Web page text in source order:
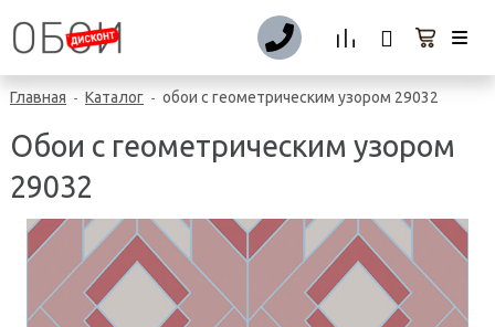
Главная - Каталог - обои с геометрическим узором 29032
Обои с геометрическим узором
29032